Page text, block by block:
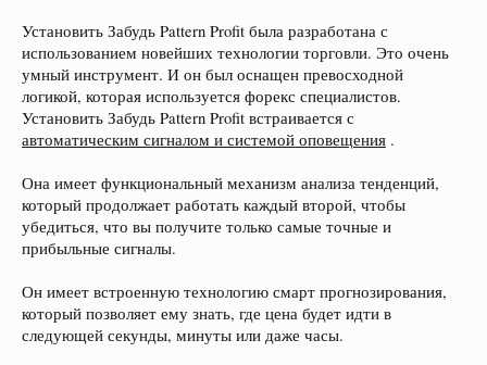
Установить Забудь Pattern Profit была разработана с
использованием новейших технологии торговли. Это очень
умный инструмент. И он был оснащен превосходной
логикой, которая используется форекс специалистов.
Установить Забудь Pattern Profit встраивается с
автоматическим сигналом и системой оповещения .
Она имеет функциональный механизм анализа тенденций,
который продолжает работать каждый второй, чтобы
убедиться, что вы получите только самые точные и
прибыльные сигналы.
Он имеет встроенную технологию смарт прогнозирования,
который позволяет ему знать, где цена будет идти в
следующей секунды, минуты или даже часы.